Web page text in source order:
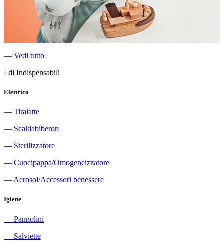
― Vedi tutto
I di Indispensabili
Elettrico
― Tiralatte
― Scaldabiberon
― Sterilizzatore
― Cuocipappa/Omogeneizzatore
― Aerosol/Accessori benessere
Igiene
― Pannolini
― Salviette